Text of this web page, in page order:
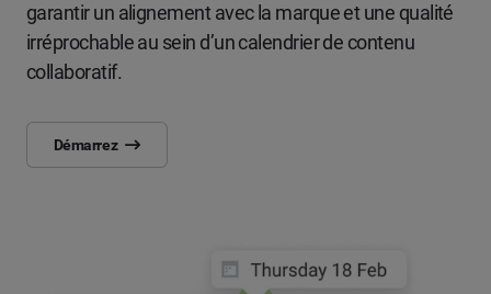
garantir un alignement avec la marque et une qualité
irréprochable au sein d’un calendrier de contenu
collaboratif.
Démarrez